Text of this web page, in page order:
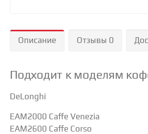
Описание Отзывы 0
Подходит к моделям
DeLonghi
EAM2000 Caffe Venezia
EAM2600 Caffe Corso